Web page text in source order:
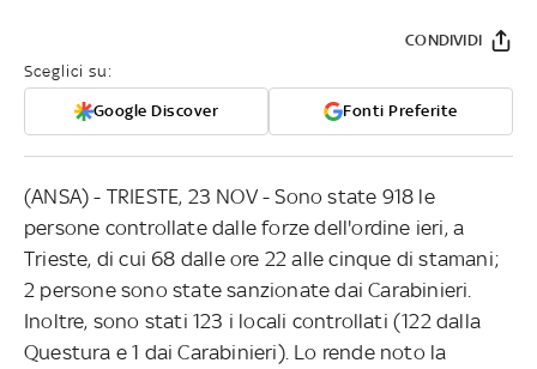
Sceglici su:
Google Discover Fonti Preferite
CONDIVIDI
(ANSA) - TRIESTE, 23 NOV - Sono state 918 le
persone controllate dalle forze dell'ordine ieri, a
Trieste, di cui 68 dalle ore 22 alle cinque di stamani;
2 persone sono state sanzionate dai Carabinieri.
Inoltre, sono stati 123 i locali controllati (122 dalla
Questura e 1 dai Carabinieri). Lo rende noto la